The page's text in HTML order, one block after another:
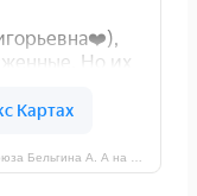
МБОУ Лицей № 57 имени Героя Советского Союза Бельгина А. А на карте Ростова‑на‑Дону — Яндекс Карты